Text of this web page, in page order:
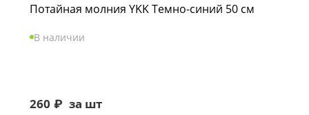
Потайная молния YKK Темно-синий 50 см
В наличии
260 ₽ за шт